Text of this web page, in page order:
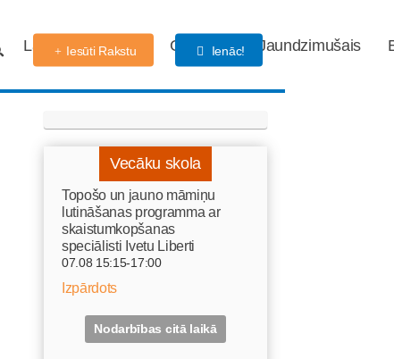
Labdarības fonds Gaidības Jaundzimušais
Iesūti Rakstu Ienāc!
Vecāku skola
Topošo un jauno māmiņu
lutināšanas programma ar
skaistumkopšanas
speciālisti Ivetu Liberti
07.08 15:15-17:00
Izpārdots
Nodarbības citā laikā